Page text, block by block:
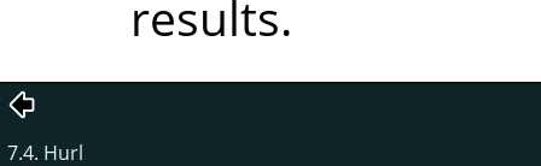
results.
7.4. Hurl